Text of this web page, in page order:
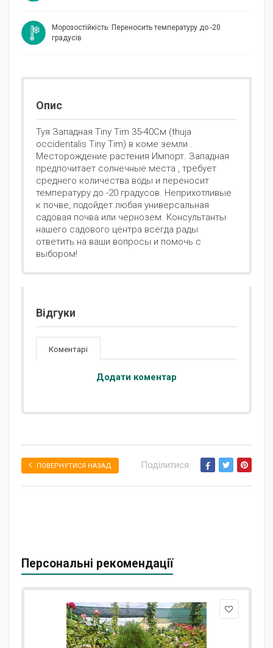
Морозостійкість: Переносить температуру до -20
градусів
Опис
Туя Западная Tiny Tim 35-40См (thuja
occidentalis Tiny Tim) в коме земли .
Месторождение растения Импорт. Западная
предпочитает солнечные места , требует
среднего количества воды и переносит
температуру до -20 градусов. Неприхотливые
к почве, подойдет любая универсальная
садовая почва или чернозем. Консультанты
нашего садового центра всегда рады
ответить на ваши вопросы и помочь с
выбором!
Відгуки
Коментарі
Додати коментар
ПОВЕРНУТИСЯ НАЗАД Поділитися:
Персональні рекомендації